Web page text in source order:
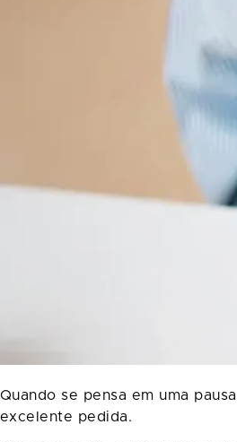
Quando se pensa em uma
excelente pedida.